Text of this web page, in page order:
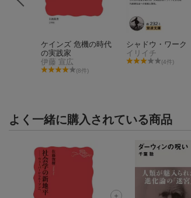
ケインズ 危機の時代
の実践家
伊藤 宣広
(8件)
シャドウ・ワーク
イリイチ
(4件)
よく一緒に購入されている商品